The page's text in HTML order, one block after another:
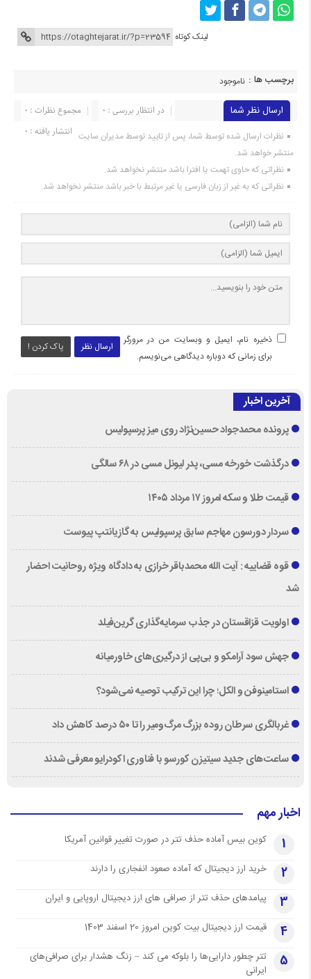
لینک کوتاه
برچسب ها : ناموجود
ارسال نظر شما مجموع نظرات : 0
در انتظار بررسی : 0
انتشار یافته : 0 نظرات ارسال شده توسط شما، پس از تایید توسط مدیران سایت
منتشر خواهد شد.
نظراتی که حاوی تهمت یا افترا باشد منتشر نخواهد شد.
نظراتی که به غیر از زبان فارسی یا غیر مرتبط با خبر باشد منتشر نخواهد شد.
ارسال نظر پاک کردن !
ذخیره نام، ایمیل و وبسایت من در مرورگر
برای زمانی که دوباره دیدگاهی می‌نویسم.
آخرین اخبار
پرونده محمدجواد حسین‌نژاد روی میز پرسپولیس
درگذشت خورخه مسی، پدر لیونل مسی در ۶۸ سالگی
قیمت طلا و سکه امروز ۱۷ مرداد ۱۴۰۵
سردار دورسون مهاجم سابق پرسپولیس به گازیانتپ پیوست
قوه قضاییه : آیت الله محمدباقر خرازی به دادگاه ویژه روحانیت احضار
شد
اولویت قزاقستان در جذب سرمایه‌گذاری گرین‌فیلد
جهش سود آرامکو و بی‌پی از درگیری‌های خاورمیانه
استامینوفن و الکل؛ چرا این ترکیب توصیه نمی‌شود؟
غربالگری سرطان روده بزرگ مرگ‌ومیر را تا ۵۰ درصد کاهش داد
ساعت‌های جدید سیتیزن کورسو با فناوری اکودرایو معرفی شدند
اخبار مهم
1 کوین بیس آماده حذف تتر در صورت تغییر قوانین آمریکا
2 خرید ارز دیجیتال که آماده صعود انفجاری را دارند
3 پیامدهای حذف تتر از صرافی های ارز دیجیتال اروپایی و ایران
4 قیمت ارز دیجیتال بیت کوین امروز 20 اسفند 1403
5
تتر چطور دارایی‌ها را بلوکه می کند – زنگ هشدار برای صرافی‌های
ایرانی